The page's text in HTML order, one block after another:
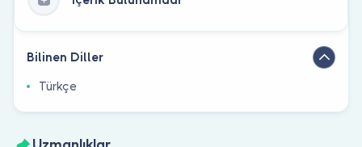
Bilinen Diller
Türkçe